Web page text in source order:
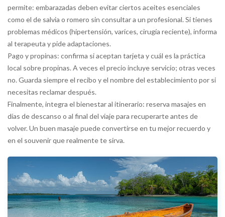
permite: embarazadas deben evitar ciertos aceites esenciales
como el de salvia o romero sin consultar a un profesional. Si tienes
problemas médicos (hipertensión, varices, cirugía reciente), informa
al terapeuta y pide adaptaciones.
Pago y propinas: confirma si aceptan tarjeta y cuál es la práctica
local sobre propinas. A veces el precio incluye servicio; otras veces
no. Guarda siempre el recibo y el nombre del establecimiento por si
necesitas reclamar después.
Finalmente, integra el bienestar al itinerario: reserva masajes en
días de descanso o al final del viaje para recuperarte antes de
volver. Un buen masaje puede convertirse en tu mejor recuerdo y
en el souvenir que realmente te sirva.